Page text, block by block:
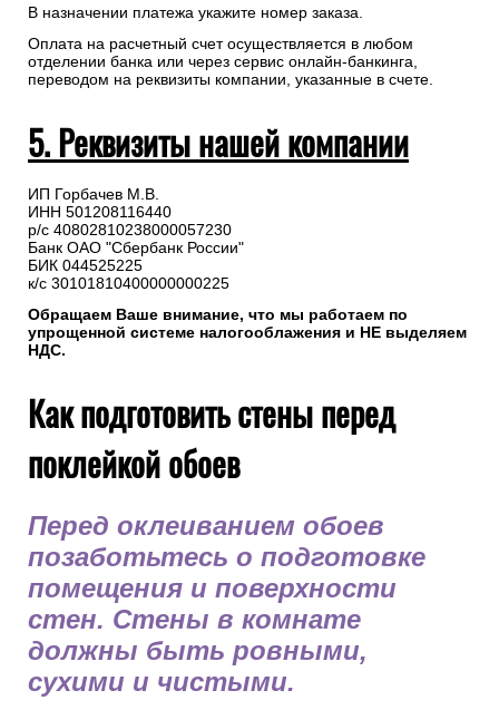
В назначении платежа укажите номер заказа.
Оплата на расчетный счет осуществляется в любом
отделении банка или через сервис онлайн-банкинга,
переводом на реквизиты компании, указанные в счете.
5. Реквизиты нашей компании
ИП Горбачев М.В.
ИНН 501208116440
р/с 40802810238000057230
Банк ОАО "Сбербанк России"
БИК 044525225
к/с 30101810400000000225
Обращаем Ваше внимание, что мы работаем по
упрощенной системе налогооблажения и НЕ выделяем
НДС.
Как подготовить стены перед
поклейкой обоев
Перед оклеиванием обоев
позаботьтесь о подготовке
помещения и поверхности
стен. Стены в комнате
должны быть ровными,
сухими и чистыми.